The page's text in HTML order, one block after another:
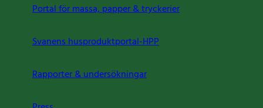
Portal för massa, papper & tryckerier
Svanens husproduktportal-HPP
Rapporter & undersökningar